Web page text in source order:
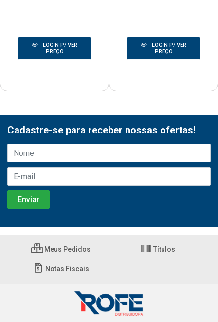
LOGIN P/ VER
PREÇO
LOGIN P/ VER
PREÇO
Cadastre-se para receber nossas ofertas!
Meus Pedidos Títulos
Notas Fiscais